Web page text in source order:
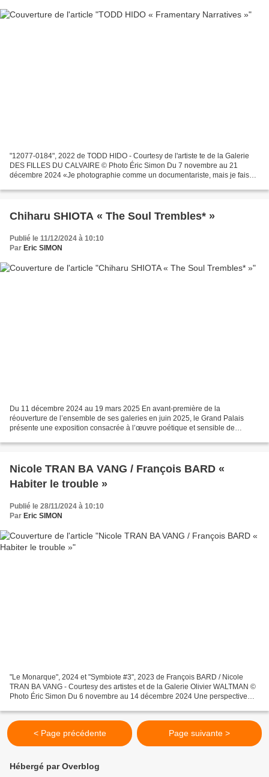
"12077-0184", 2022 de TODD HIDO - Courtesy de l'artiste te de la Galerie
DES FILLES DU CALVAIRE © Photo Éric Simon Du 7 novembre au 21
décembre 2024 «Je photographie comme un documentariste, mais je fais
Chiharu SHIOTA « The Soul Trembles* »
Publié le 11/12/2024 à 10:10
Par Eric SIMON
Du 11 décembre 2024 au 19 mars 2025 En avant-première de la
réouverture de l’ensemble de ses galeries en juin 2025, le Grand Palais
présente une exposition consacrée à l’œuvre poétique et sensible de
Nicole TRAN BA VANG / François BARD «
Habiter le trouble »
Publié le 28/11/2024 à 10:10
Par Eric SIMON
"Le Monarque", 2024 et "Symbiote #3", 2023 de François BARD / Nicole
TRAN BA VANG - Courtesy des artistes et de la Galerie Olivier WALTMAN ©
Photo Éric Simon Du 6 novembre au 14 décembre 2024 Une perspective
< Page précédente Page suivante >
Hébergé par Overblog